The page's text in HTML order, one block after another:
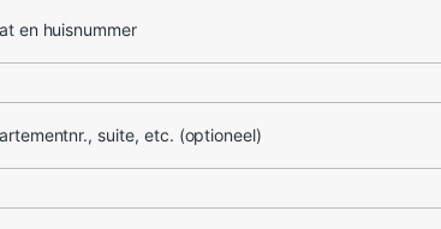
en huisnummer
suite, etc. (optioneel)